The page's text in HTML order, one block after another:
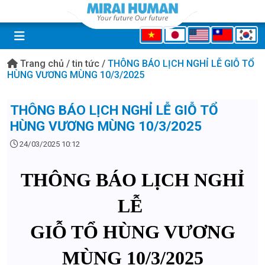
Trang chủ / tin tức / THÔNG BÁO LỊCH NGHỈ LỄ GIỖ TỔ
HÙNG VƯƠNG MÙNG 10/3/2025
THÔNG BÁO LỊCH NGHỈ LỄ GIỖ TỔ
HÙNG VƯƠNG MÙNG 10/3/2025
24/03/2025 10:12
THÔNG BÁO LỊCH NGHỈ
LỄ
GIỖ TỔ HÙNG VƯƠNG
MÙNG 10/3/2025